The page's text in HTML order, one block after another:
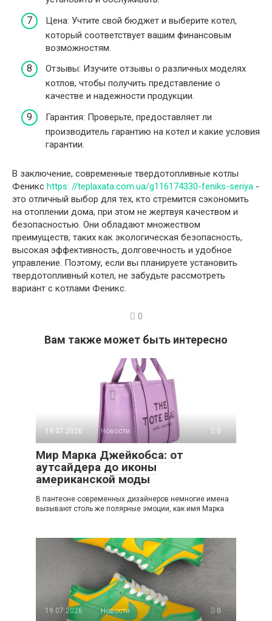
Цена: Учтите свой бюджет и выберите котел,
который соответствует вашим финансовым
возможностям.
Отзывы: Изучите отзывы о различных моделях
котлов, чтобы получить представление о
качестве и надежности продукции.
Гарантия: Проверьте, предоставляет ли
производитель гарантию на котел и какие условия
гарантии.
В заключение, современные твердотопливные котлы
Феникс https: //teplaxata.com.ua/g116174330-feniks-seriya -
это отличный выбор для тех, кто стремится сэкономить
на отоплении дома, при этом не жертвуя качеством и
безопасностью. Они обладают множеством
преимуществ, таких как экологическая безопасность,
высокая эффективность, долговечность и удобное
управление. Поэтому, если вы планируете установить
твердотопливный котел, не забудьте рассмотреть
вариант с котлами Феникс.
0
Вам также может быть интересно
19.07.2026 Новости 0
Мир Марка Джейкобса: от
аутсайдера до иконы
американской моды
В пантеоне современных дизайнеров немногие имена
вызывают столь же полярные эмоции, как имя Марка
19.07.2026 Новости 0